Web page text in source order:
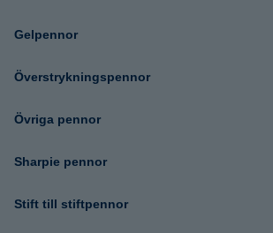
Gelpennor
Överstrykningspennor
Övriga pennor
Sharpie pennor
Stift till stiftpennor